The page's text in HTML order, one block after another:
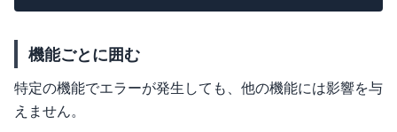
機能ごとに囲む
特定の機能でエラーが発生しても、他の機能には影響を与
えません。